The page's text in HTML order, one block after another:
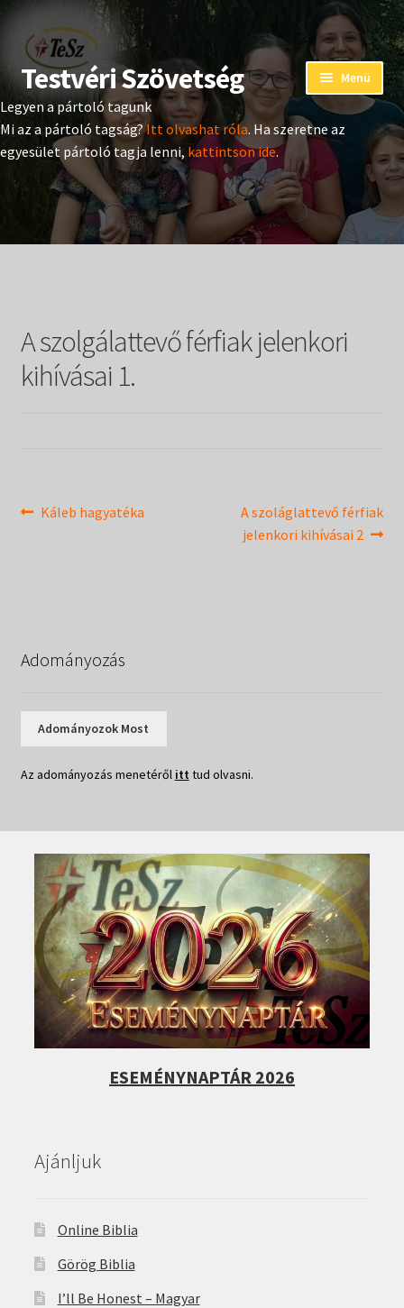
Ugrás
a
navigációhoz
Kilépés
a
tartalomba
Testvéri Szövetség Menü
Eseménynaptár
Adományozás
Pártoló tag belépés
Kiadványok
Legyen a pártoló tagunk
Mi az a pártoló tagság?Itt olvashat róla. Ha szeretne az
egyesület pártoló tagja lenni, kattintson ide.
A szolgálattevő férfiak jelenkori
kihívásai 1.
Bejegyzés
Previous
Káleb hagyatéka
Next
post:
A szoláglattevő férfiak
jelenkori kihívásai 2
Adományozás
Adományozok Most
Az adományozás menetéről itt tud olvasni.
ESEMÉNYNAPTÁR 2026
Ajánljuk
Online Biblia
Görög Biblia
I’ll Be Honest – Magyar